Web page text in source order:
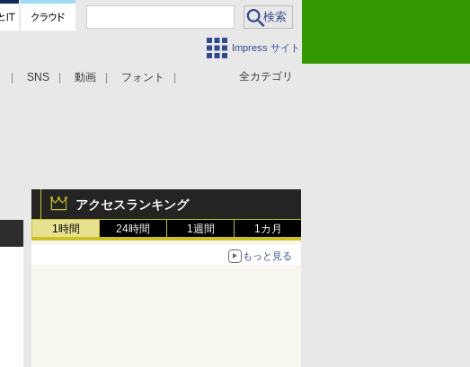
Impress サイト
全カテゴリ
SNS 動画 フォント
アクセスランキング
1時間 24時間 1週間 1カ月
もっと見る